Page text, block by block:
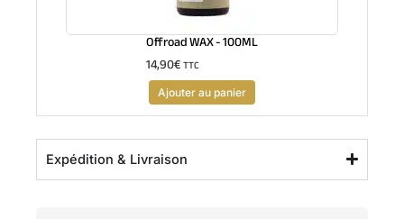
Offroad WAX - 100ML
14,90€TTC
Ajouter au panier
Expédition & Livraison